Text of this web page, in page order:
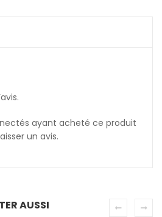
ayant acheté ce produit
un avis.
AUSSI